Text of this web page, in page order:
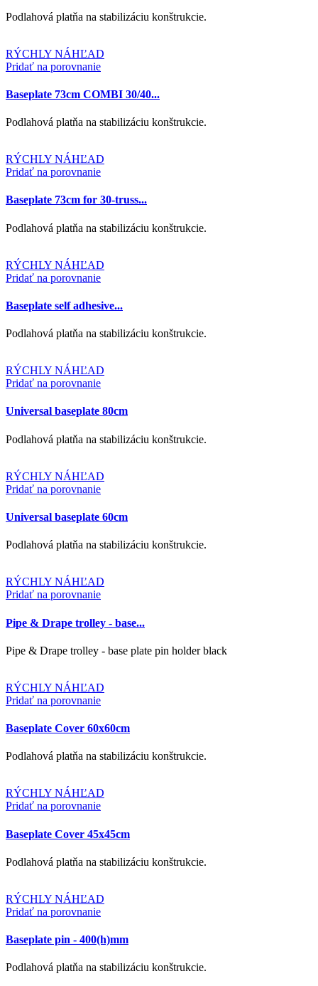
Podlahová platňa na stabilizáciu konštrukcie.
RÝCHLY NÁHĽAD
Pridať na porovnanie
Baseplate 73cm COMBI 30/40...
Podlahová platňa na stabilizáciu konštrukcie.
RÝCHLY NÁHĽAD
Pridať na porovnanie
Baseplate 73cm for 30-truss...
Podlahová platňa na stabilizáciu konštrukcie.
RÝCHLY NÁHĽAD
Pridať na porovnanie
Baseplate self adhesive...
Podlahová platňa na stabilizáciu konštrukcie.
RÝCHLY NÁHĽAD
Pridať na porovnanie
Universal baseplate 80cm
Podlahová platňa na stabilizáciu konštrukcie.
RÝCHLY NÁHĽAD
Pridať na porovnanie
Universal baseplate 60cm
Podlahová platňa na stabilizáciu konštrukcie.
RÝCHLY NÁHĽAD
Pridať na porovnanie
Pipe & Drape trolley - base...
Pipe & Drape trolley - base plate pin holder black
RÝCHLY NÁHĽAD
Pridať na porovnanie
Baseplate Cover 60x60cm
Podlahová platňa na stabilizáciu konštrukcie.
RÝCHLY NÁHĽAD
Pridať na porovnanie
Baseplate Cover 45x45cm
Podlahová platňa na stabilizáciu konštrukcie.
RÝCHLY NÁHĽAD
Pridať na porovnanie
Baseplate pin - 400(h)mm
Podlahová platňa na stabilizáciu konštrukcie.